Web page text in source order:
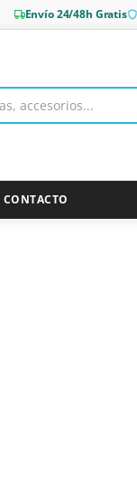
Envío 24/48h Gratis
CONTACTO